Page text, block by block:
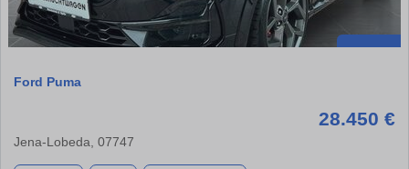
Ford Puma
28.450 €
Jena-Lobeda, 07747